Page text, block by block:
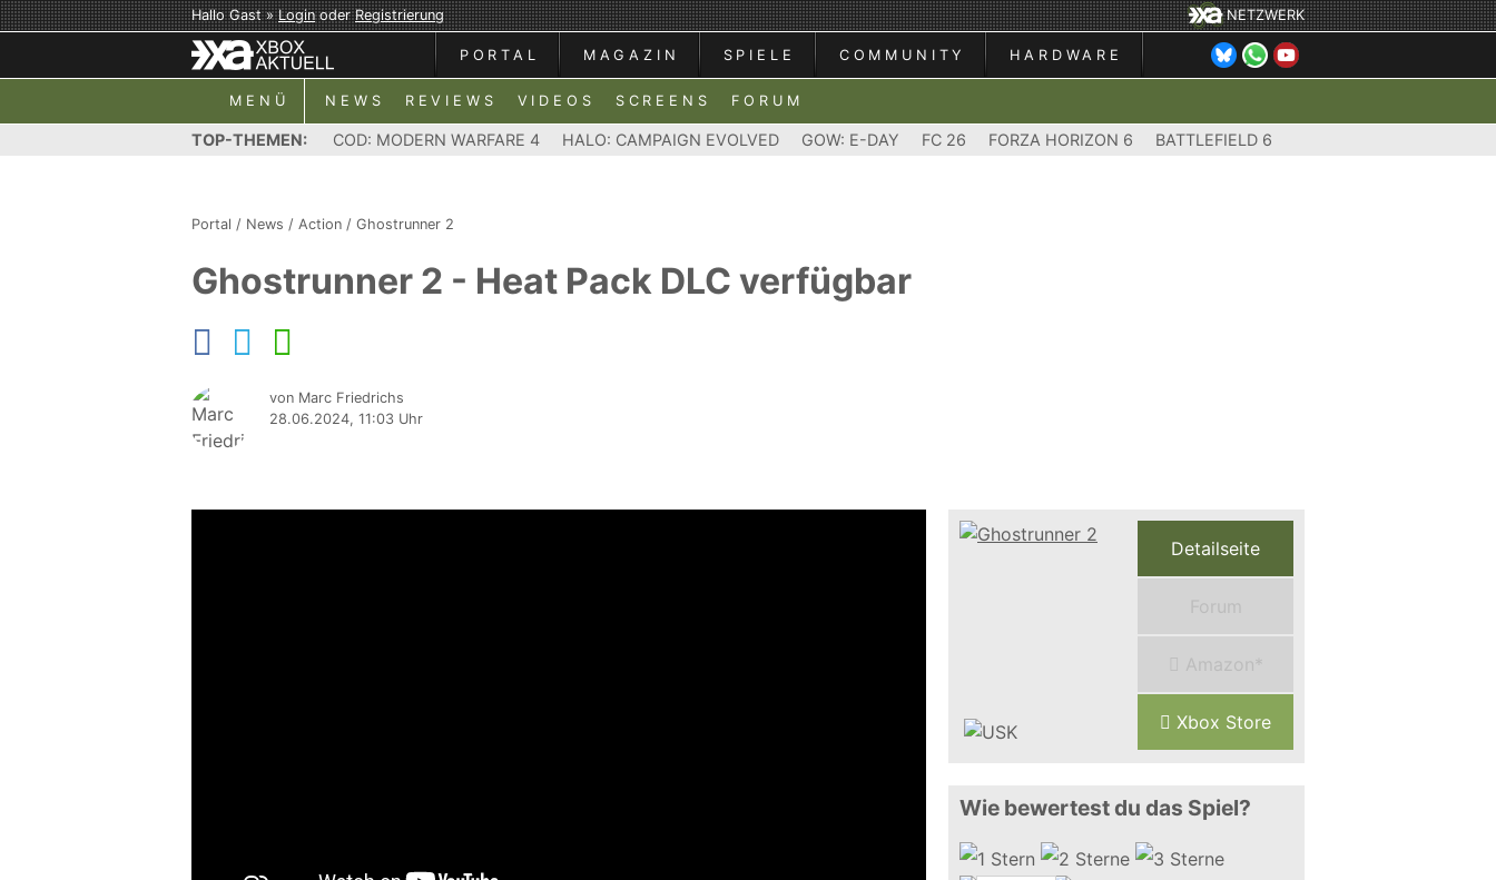
Hallo Gast »LoginoderRegistrierung NETZWERK
PORTAL MAGAZIN SPIELE COMMUNITY HARDWARE
MENÜ NEWS REVIEWS VIDEOS SCREENS FORUM
TOP-THEMEN: COD: MODERN WARFARE 4 HALO: CAMPAIGN EVOLVED GOW: E-DAY FC 26 FORZA HORIZON 6 BATTLEFIELD 6
Portal / News / Action / Ghostrunner 2
Ghostrunner 2 - Heat Pack DLC verfügbar
von Marc Friedrichs
28.06.2024, 11:03 Uhr
Detailseite
Forum
Amazon*
Xbox Store
Wie bewertest du das Spiel?